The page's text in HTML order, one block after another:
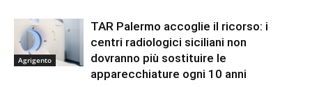
Agrigento
TAR Palermo accoglie il ricorso: i
centri radiologici siciliani non
dovranno più sostituire le
apparecchiature ogni 10 anni